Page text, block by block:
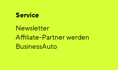
Service
Newsletter
Affiliate-Partner werden
BusinessAuto